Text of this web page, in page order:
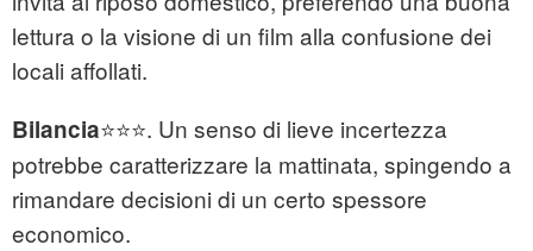
lettura o la visione di un film alla confusione dei
locali affollati.
Bilancia⭐⭐⭐. Un senso di lieve incertezza
potrebbe caratterizzare la mattinata, spingendo a
rimandare decisioni di un certo spessore
economico.